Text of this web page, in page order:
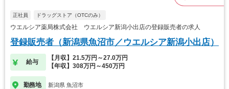
正社員 ドラッグストア（OTCのみ）
ウエルシア薬局株式会社 ウエルシア新潟小出店の登録販売者の求人
登録販売者（新潟県魚沼市／ウエルシア新潟小出店）
給与
【月収】21.5万円～27.0万円
【年収】308万円～450万円
勤務地 新潟県 魚沼市